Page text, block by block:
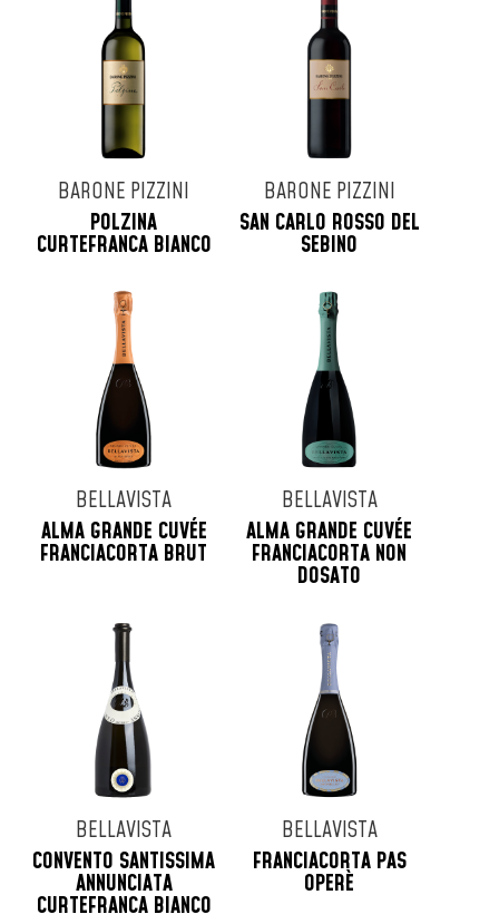
Tenuta Masseto
Tenuta San Guido
Tenute Dei Ciclopi
Terre D'Aenor
Uberti
Veuve Cliquot
Vigna Dorata
Villa Simone
Zenato
BARONE PIZZINI
POLZINA
CURTEFRANCA BIANCO
BARONE PIZZINI
SAN CARLO ROSSO DEL
SEBINO
BELLAVISTA
ALMA GRANDE CUVÉE
FRANCIACORTA BRUT
BELLAVISTA
ALMA GRANDE CUVÉE
FRANCIACORTA NON
DOSATO
BELLAVISTA
CONVENTO SANTISSIMA
ANNUNCIATA
CURTEFRANCA BIANCO
BELLAVISTA
FRANCIACORTA PAS
OPERÈ